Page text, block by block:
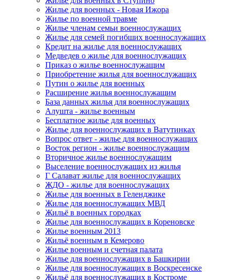
Жилье для военных - Новая Ижора
Жилье по военной травме
Жилье членам семьи военнослужащих
Жилье для семей погибших военнослужащих
Кредит на жилье для военнослужащих
Медведев о жилье для военнослужащих
Приказ о жилье военнослужащим
Приобретение жилья для военнослужащих
Путин о жилье для военных
Расширение жилья военнослужащим
База данных жилья для военнослужащих
Алушта - жилье военным
Бесплатное жилье для военных
Жилье для военнослужащих в Ватутинках
Вопрос ответ - жилье для военнослужащих
Восток регион - жилье военнослужащим
Вторичное жилье военнослужащим
Выселение военнослужащих из жилья
Г Салават жилье для военнослужащих
ЖДО - жилье для военнослужащих
Жилье для военных в Геленджике
Жилье для военнослужащих МВД
Жильё в военных городках
Жилье для военнослужащих в Кореновске
Жилье военным 2013
Жильё военным в Кемерово
Жилье военным и счетная палата
Жилье для военнослужащих в Башкирии
Жилье для военнослужащих в Воскресенске
Жильё для военнослужащих в Костроме